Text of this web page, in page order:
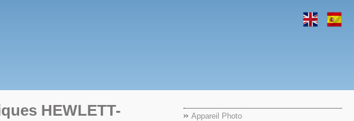
HEWLETT-
Appareil Photo